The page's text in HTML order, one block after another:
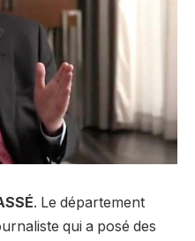
. Le département
qui a posé des